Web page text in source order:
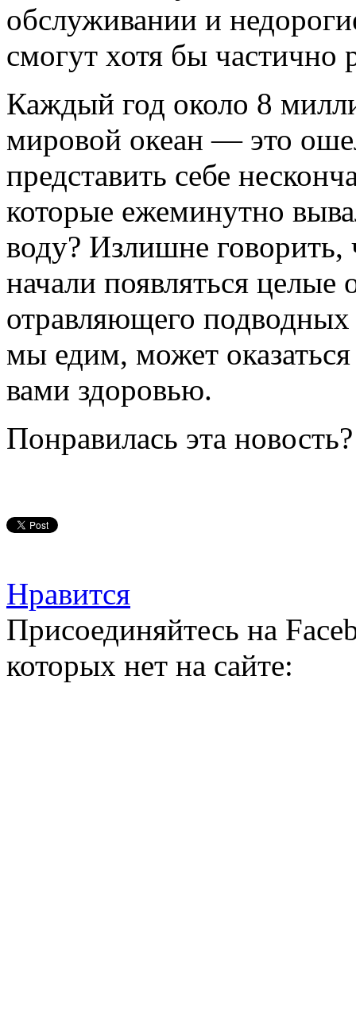
обслуживании и
смогут хотя бы
Каждый год около 8
мировой океан — это
представить себе
которые ежеминутно
воду? Излишне говорить,
начали появляться целые
отравляющего
мы едим, может
вами здоровью.
Понравилась эта
Нравится
Присоединяйтесь на
которых нет на сайте: